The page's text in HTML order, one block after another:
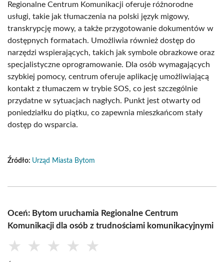
Regionalne Centrum Komunikacji oferuje różnorodne
usługi, takie jak tłumaczenia na polski język migowy,
transkrypcję mowy, a także przygotowanie dokumentów w
dostępnych formatach. Umożliwia również dostęp do
narzędzi wspierających, takich jak symbole obrazkowe oraz
specjalistyczne oprogramowanie. Dla osób wymagających
szybkiej pomocy, centrum oferuje aplikację umożliwiającą
kontakt z tłumaczem w trybie SOS, co jest szczególnie
przydatne w sytuacjach nagłych. Punkt jest otwarty od
poniedziałku do piątku, co zapewnia mieszkańcom stały
dostęp do wsparcia.
Źródło: Urząd Miasta Bytom
Oceń: Bytom uruchamia Regionalne Centrum
Komunikacji dla osób z trudnościami komunikacyjnymi
★ ★ ★ ★ ★